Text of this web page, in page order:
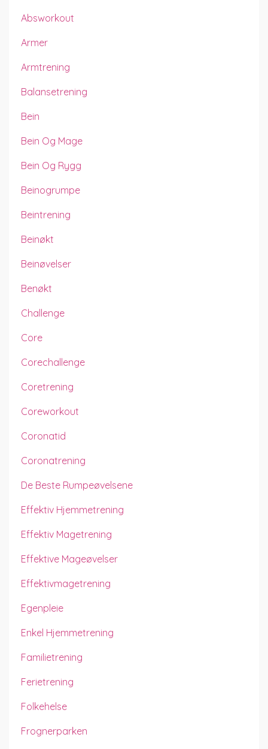
Absworkout
Armer
Armtrening
Balansetrening
Bein
Bein Og Mage
Bein Og Rygg
Beinogrumpe
Beintrening
Beinøkt
Beinøvelser
Benøkt
Challenge
Core
Corechallenge
Coretrening
Coreworkout
Coronatid
Coronatrening
De Beste Rumpeøvelsene
Effektiv Hjemmetrening
Effektiv Magetrening
Effektive Mageøvelser
Effektivmagetrening
Egenpleie
Enkel Hjemmetrening
Familietrening
Ferietrening
Folkehelse
Frognerparken